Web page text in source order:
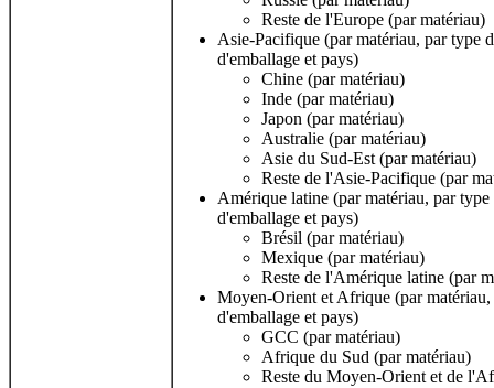
Reste de l'Europe (par matériau)
Asie-Pacifique (par matériau, par type
d'emballage et pays)
Chine (par matériau)
Inde (par matériau)
Japon (par matériau)
Australie (par matériau)
Asie du Sud-Est (par matériau)
Reste de l'Asie-Pacifique (par
Amérique latine (par matériau, par
d'emballage et pays)
Brésil (par matériau)
Mexique (par matériau)
Reste de l'Amérique latine (par
Moyen-Orient et Afrique (par
d'emballage et pays)
GCC (par matériau)
Afrique du Sud (par matériau)
Reste du Moyen-Orient et de